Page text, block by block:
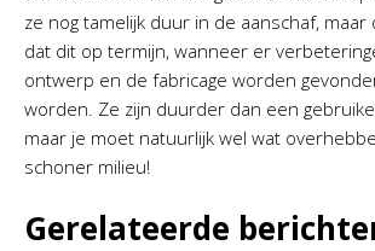
ze nog tamelijk duur in de aanschaf, maar
dat dit op termijn, wanneer er
ontwerp en de fabricage worden
worden. Ze zijn duurder dan een
maar je moet natuurlijk wel wat
schoner milieu!
Gerelateerde